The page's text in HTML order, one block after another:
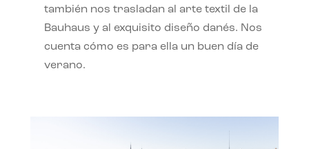
también nos trasladan al arte textil de la
Bauhaus y al exquisito diseño danés. Nos
cuenta cómo es para ella un buen día de
verano.